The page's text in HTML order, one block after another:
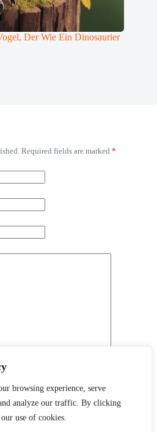
browsing experience, serve
analyze our traffic. By clicking
use of cookies.
Der Wie Ein Dinosaurier
Required fields are marked *
in this browser for the